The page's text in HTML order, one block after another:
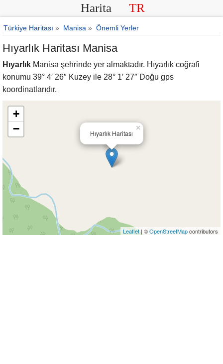
Harita TR
Türkiye Haritası » Manisa » Önemli Yerler
Hıyarlık Haritası Manisa
Hıyarlık Manisa şehrinde yer almaktadır. Hıyarlık coğrafi
konumu 39° 4′ 26″ Kuzey ile 28° 1′ 27″ Doğu gps
koordinatlarıdır.
Hıyarlık Haritası
×
+
−
Leaflet| ©OpenStreetMapcontributors